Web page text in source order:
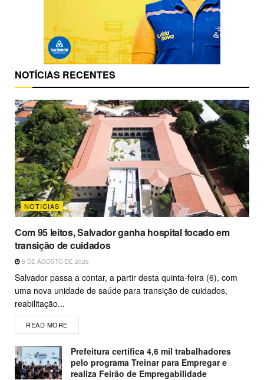
NOTÍCIAS RECENTES
NOTICIAS
Com 95 leitos, Salvador ganha hospital focado em
transição de cuidados
6 DE AGOSTO DE 2026
Salvador passa a contar, a partir desta quinta-feira (6), com
uma nova unidade de saúde para transição de cuidados,
reabilitação...
READ MORE
Prefeitura certifica 4,6 mil trabalhadores
pelo programa Treinar para Empregar e
realiza Feirão de Empregabilidade